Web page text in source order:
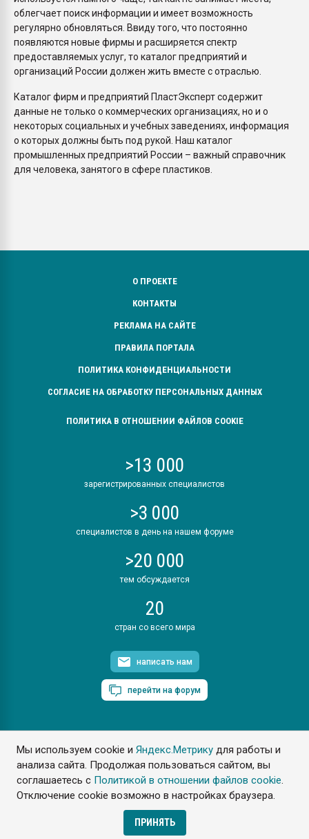
Мы используем cookie иЯндекс.Метрику для работы и
анализа сайта. Продолжая пользоваться сайтом, вы
соглашаетесь с Политикой в отношении файлов cookie.
Отключение cookie возможно в настройках браузера.
ПРИНЯТЬ
облегчает поиск информации и имеет возможность
регулярно обновляться. Ввиду того, что постоянно
появляются новые фирмы и расширяется спектр
предоставляемых услуг, то каталог предприятий и
организаций России должен жить вместе с отраслью.
Каталог фирм и предприятий ПластЭксперт содержит
данные не только о коммерческих организациях, но и о
некоторых социальных и учебных заведениях, информация
о которых должны быть под рукой. Наш каталог
промышленных предприятий России – важный справочник
для человека, занятого в сфере пластиков.
О ПРОЕКТЕ
КОНТАКТЫ
РЕКЛАМА НА САЙТЕ
ПРАВИЛА ПОРТАЛА
ПОЛИТИКА КОНФИДЕНЦИАЛЬНОСТИ
СОГЛАСИЕ НА ОБРАБОТКУ ПЕРСОНАЛЬНЫХ ДАННЫХ
ПОЛИТИКА В ОТНОШЕНИИ ФАЙЛОВ COOKIE
>13 000
зарегистрированных специалистов
>3 000
специалистов в день на нашем форуме
>20 000
тем обсуждается
20
стран со всего мира
написать нам
перейти на форум
ПластЭксперт © 2006. Все права защищены
Разрешается копирование материалов сайта с обязательной
ссылкой на www.e-plastic.ru
Разработка сайта